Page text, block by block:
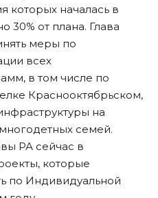
которых началась в
30% от плана. Глава
меры по
всех
в том числе по
Краснооктябрьском,
на
семей.
РА сейчас в
которые
по Индивидуальной